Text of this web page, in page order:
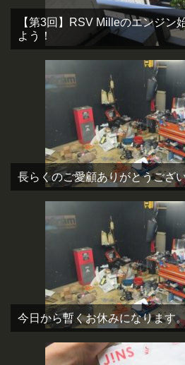
【第3回】RSV Milleのエンジン
よう！
長らくのご愛顧ありがとうござ
今日から暫くお休みになります